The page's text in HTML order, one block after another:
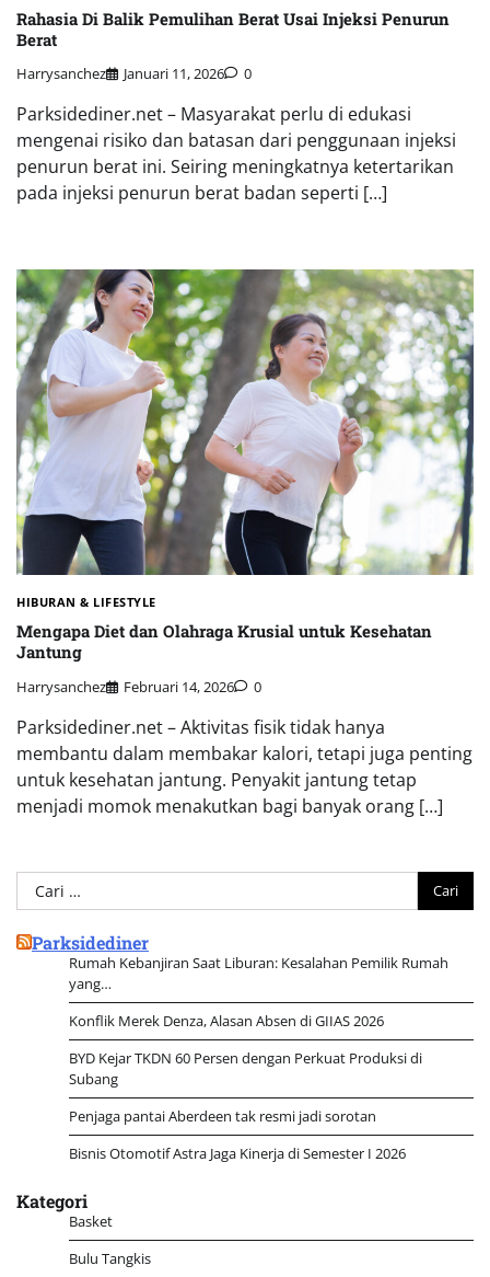
Rahasia Di Balik Pemulihan Berat Usai Injeksi Penurun
Berat
Harrysanchez Januari 11, 2026 0
Parksidediner.net – Masyarakat perlu di edukasi
mengenai risiko dan batasan dari penggunaan injeksi
penurun berat ini. Seiring meningkatnya ketertarikan
pada injeksi penurun berat badan seperti […]
HIBURAN & LIFESTYLE
Mengapa Diet dan Olahraga Krusial untuk Kesehatan
Jantung
Harrysanchez Februari 14, 2026 0
Parksidediner.net – Aktivitas fisik tidak hanya
membantu dalam membakar kalori, tetapi juga penting
untuk kesehatan jantung. Penyakit jantung tetap
menjadi momok menakutkan bagi banyak orang […]
Cari
untuk:
Parksidediner
Rumah Kebanjiran Saat Liburan: Kesalahan Pemilik Rumah
yang…
Konflik Merek Denza, Alasan Absen di GIIAS 2026
BYD Kejar TKDN 60 Persen dengan Perkuat Produksi di
Subang
Penjaga pantai Aberdeen tak resmi jadi sorotan
Bisnis Otomotif Astra Jaga Kinerja di Semester I 2026
Kategori
Basket
Bulu Tangkis